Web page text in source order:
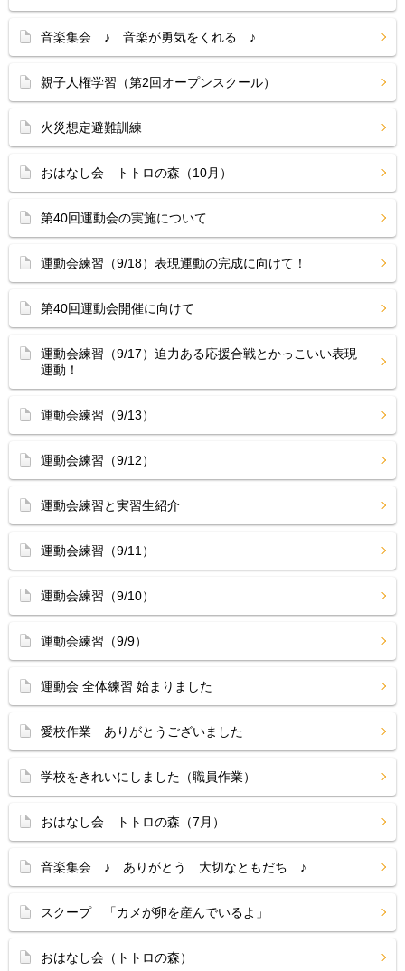
音楽集会 ♪ 音楽が勇気をくれる ♪
親子人権学習（第2回オープンスクール）
火災想定避難訓練
おはなし会 トトロの森（10月）
第40回運動会の実施について
運動会練習（9/18）表現運動の完成に向けて！
第40回運動会開催に向けて
運動会練習（9/17）迫力ある応援合戦とかっこいい表現
運動！
運動会練習（9/13）
運動会練習（9/12）
運動会練習と実習生紹介
運動会練習（9/11）
運動会練習（9/10）
運動会練習（9/9）
運動会 全体練習 始まりました
愛校作業 ありがとうございました
学校をきれいにしました（職員作業）
おはなし会 トトロの森（7月）
音楽集会 ♪ ありがとう 大切なともだち ♪
スクープ 「カメが卵を産んでいるよ」
おはなし会（トトロの森）